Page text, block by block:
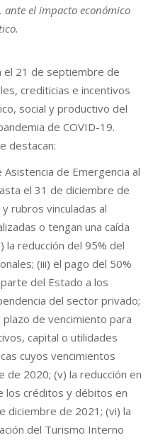
el impacto económico
el 21 de septiembre de
crediticias e incentivos
social y productivo del
de COVID-19.
destacan:
de Emergencia al
el 31 de diciembre de
rubros vinculadas al
o tengan una caída
la reducción del 95% del
(iii) el pago del 50%
del Estado a los
del sector privado;
de vencimiento para
capital o utilidades
cuyos vencimientos
2020; (v) la reducción en
los créditos y débitos en
diciembre de 2021; (vi) la
del Turismo Interno